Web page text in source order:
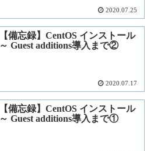
2020.07.25
【備忘録】CentOS インストール
～ Guest additions導入まで②
2020.07.17
【備忘録】CentOS インストール
～ Guest additions導入まで①